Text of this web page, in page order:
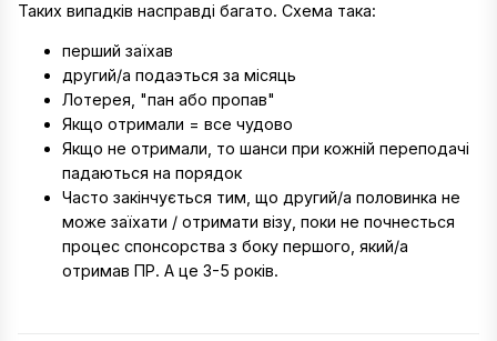
Таких випадків насправді багато. Схема така:
перший заїхав
другий/а подаэться за місяць
Лотерея, "пан або пропав"
Якщо отримали = все чудово
Якщо не отримали, то шанси при кожній переподачі
падаються на порядок
Часто закінчується тим, що другий/а половинка не
може заїхати / отримати візу, поки не почнесться
процес спонсорства з боку першого, який/а
отримав ПР. А це 3-5 років.